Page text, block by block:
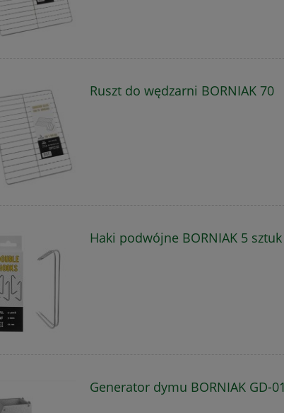
Ruszt do wędzarni BORNIAK 70
Haki podwójne BORNIAK 5 sztuk
Generator dymu BORNIAK GD-01